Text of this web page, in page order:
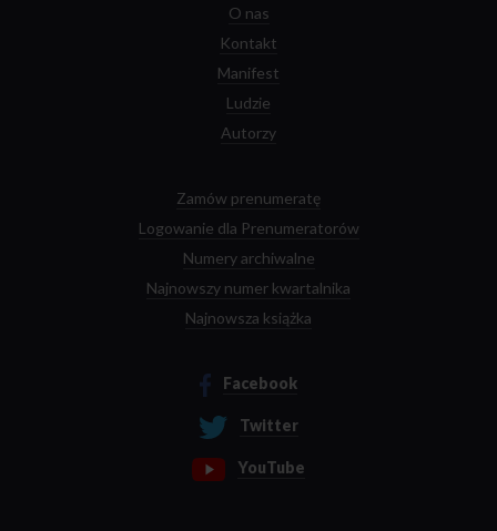
O nas
Kontakt
Manifest
Ludzie
Autorzy
Zamów prenumeratę
Logowanie dla Prenumeratorów
Numery archiwalne
Najnowszy numer kwartalnika
Najnowsza książka
Facebook
Twitter
YouTube